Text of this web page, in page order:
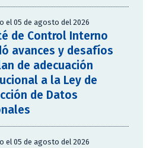
el 05 de agosto del 2026
de Control Interno
avances y desafíos
de adecuación
a la Ley de
de Datos
el 05 de agosto del 2026